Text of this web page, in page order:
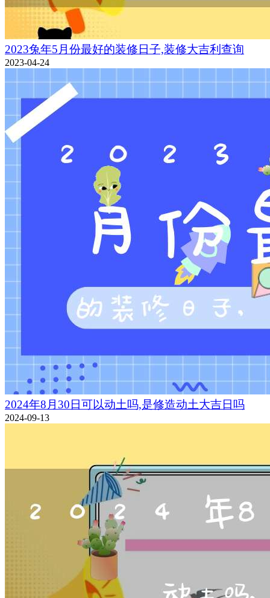
2023兔年5月份最好的装修日子,装修大吉利查询
2023-04-24
2024年8月30日可以动土吗,是修造动土大吉日吗
2024-09-13